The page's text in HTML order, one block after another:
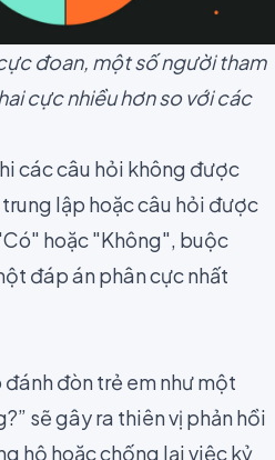
đoan, một số người tham
cực nhiều hơn so với các
các câu hỏi không được
lập hoặc câu hỏi được
hoặc "Không", buộc
đáp án phân cực nhất
đòn trẻ em như một
sẽ gây ra thiên vị phản hồi
hộ hoặc chống lại việc kỷ